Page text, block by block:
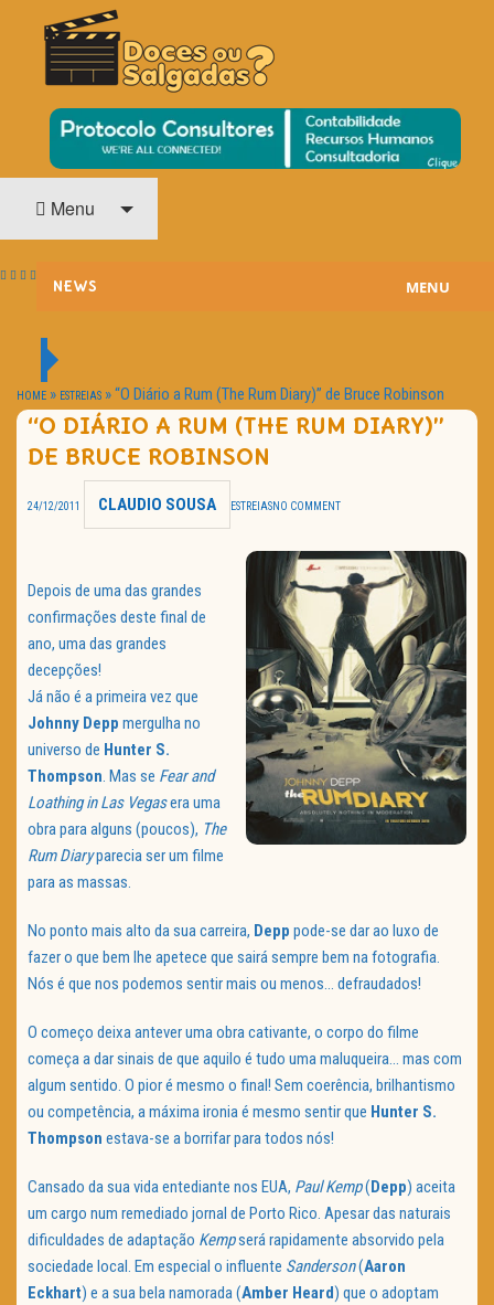
DOCES OU SALGADAS?
O Cinema? Uma Paixão!!
Menu
NEWS
PASSATEMPOS
HOME CINEMA
NOTA PESSOAL
TRAILER DO DIA
MENU
HOME » ESTREIAS »“O Diário a Rum (The Rum Diary)” de Bruce Robinson
“O DIÁRIO A RUM (THE RUM DIARY)”
DE BRUCE ROBINSON
24/12/2011 CLAUDIO SOUSA ESTREIASNO COMMENT
Depois de uma das grandes
confirmações deste final de
ano, uma das grandes
decepções!
Já não é a primeira vez que
Johnny Depp mergulha no
universo de Hunter S.
Thompson. Mas se Fear and
Loathing in Las Vegasera uma
obra para alguns (poucos), The
Rum Diaryparecia ser um filme
para as massas.
No ponto mais alto da sua carreira, Depp pode-se dar ao luxo de
fazer o que bem lhe apetece que sairá sempre bem na fotografia.
Nós é que nos podemos sentir mais ou menos… defraudados!
O começo deixa antever uma obra cativante, o corpo do filme
começa a dar sinais de que aquilo é tudo uma maluqueira… mas com
algum sentido. O pior é mesmo o final! Sem coerência, brilhantismo
ou competência, a máxima ironia é mesmo sentir que Hunter S.
Thompson estava-se a borrifar para todos nós!
Cansado da sua vida entediante nos EUA, Paul Kemp(Depp) aceita
um cargo num remediado jornal de Porto Rico. Apesar das naturais
dificuldades de adaptação Kempserá rapidamente absorvido pela
sociedade local. Em especial o influente Sanderson(Aaron
Eckhart) e a sua bela namorada (Amber Heard) que o adoptam